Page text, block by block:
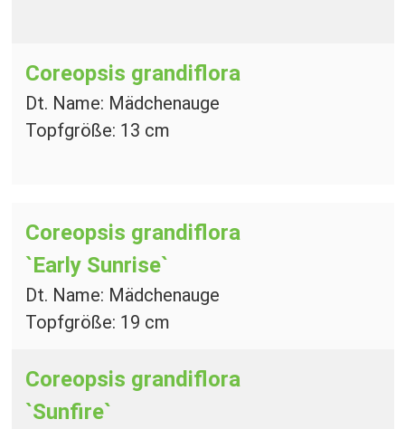
Coreopsis grandiflora
Dt. Name: Mädchenauge
Topfgröße: 13 cm
Coreopsis grandiflora
`Early Sunrise`
Dt. Name: Mädchenauge
Topfgröße: 19 cm
Coreopsis grandiflora
`Sunfire`